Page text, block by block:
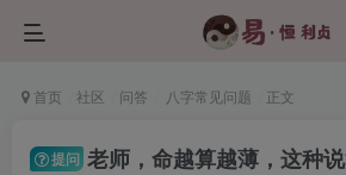
首页 社区 问答 八字常见问题 正文
提问 老师，命越算越薄，这种